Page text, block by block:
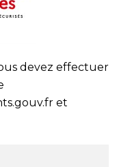
devez effectuer
et